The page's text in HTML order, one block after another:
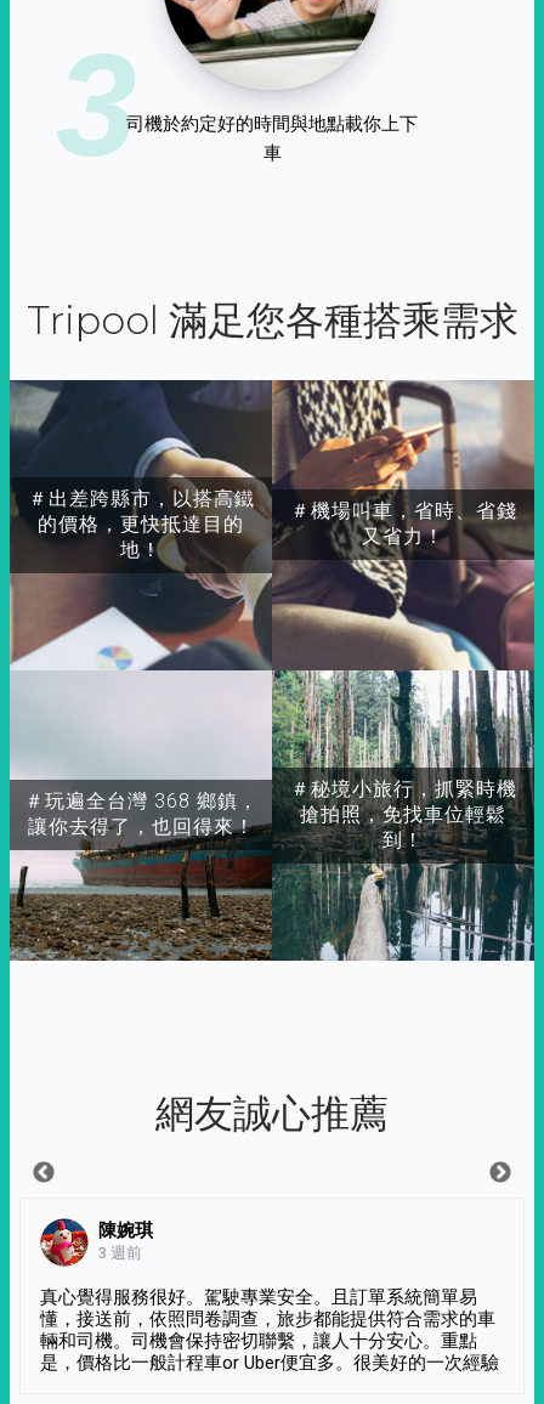
3司機於約定好的時間與地點載你上下
車
Tripool 滿足您各種搭乘需求
＃出差跨縣市，以搭高鐵
的價格，更快抵達目的
地！
＃玩遍全台灣 368 鄉鎮，
讓你去得了，也回得來！
＃秘境小旅行，抓緊時機
搶拍照，免找車位輕鬆
到！
＃機場叫車，省時、省錢
又省力！
網友誠心推薦
陳婉琪
3 週前
真心覺得服務很好。駕駛專業安全。且訂單系統簡單易
懂，接送前，依照問卷調查，旅步都能提供符合需求的車
輛和司機。司機會保持密切聯繫，讓人十分安心。重點
是，價格比一般計程車or Uber便宜多。很美好的一次經驗